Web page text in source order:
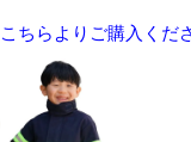
ちらよりご購入くだ